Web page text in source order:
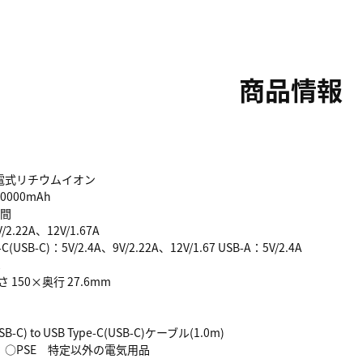
商品情報
式リチウムイオン
2.22A、12V/1.67A
C)：5V/2.4A、9V/2.22A、12V/1.67 USB-A：5V/2.4A
150×奥行 27.6mm
C) to USB Type-C(USB-C)ケーブル(1.0m)
○PSE 特定以外の電気用品